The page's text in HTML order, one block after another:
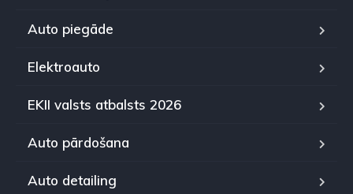
Auto piegāde
Elektroauto
EKII valsts atbalsts 2026
Auto pārdošana
Auto detailing